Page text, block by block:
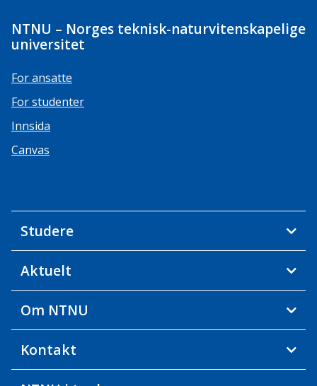
NTNU – Norges teknisk-naturvitenskapelige
universitet
For ansatte
For studenter
Innsida
Canvas
Studere
Aktuelt
Om NTNU
Kontakt